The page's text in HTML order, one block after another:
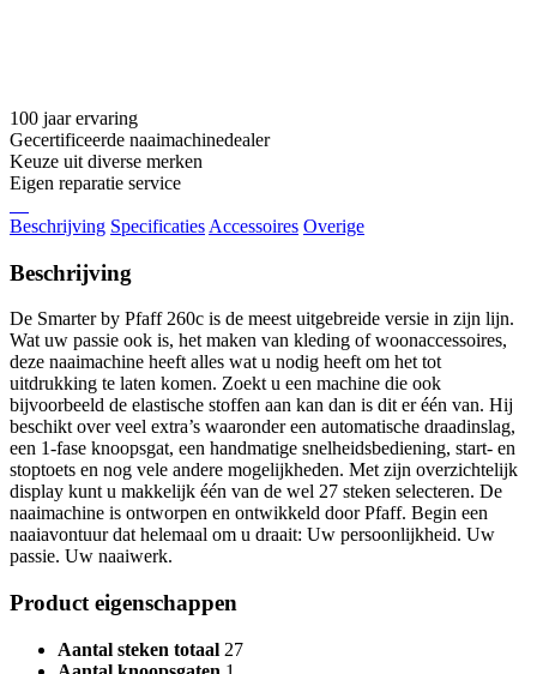
100 jaar ervaring
Gecertificeerde naaimachinedealer
Keuze uit diverse merken
Eigen reparatie service
Beschrijving Specificaties Accessoires Overige
Beschrijving
De Smarter by Pfaff 260c is de meest uitgebreide versie in zijn lijn.
Wat uw passie ook is, het maken van kleding of woonaccessoires,
deze naaimachine heeft alles wat u nodig heeft om het tot
uitdrukking te laten komen. Zoekt u een machine die ook
bijvoorbeeld de elastische stoffen aan kan dan is dit er één van. Hij
beschikt over veel extra’s waaronder een automatische draadinslag,
een 1-fase knoopsgat, een handmatige snelheidsbediening, start- en
stoptoets en nog vele andere mogelijkheden. Met zijn overzichtelijk
display kunt u makkelijk één van de wel 27 steken selecteren. De
naaimachine is ontworpen en ontwikkeld door Pfaff. Begin een
naaiavontuur dat helemaal om u draait: Uw persoonlijkheid. Uw
passie. Uw naaiwerk.
Product eigenschappen
Aantal steken totaal 27